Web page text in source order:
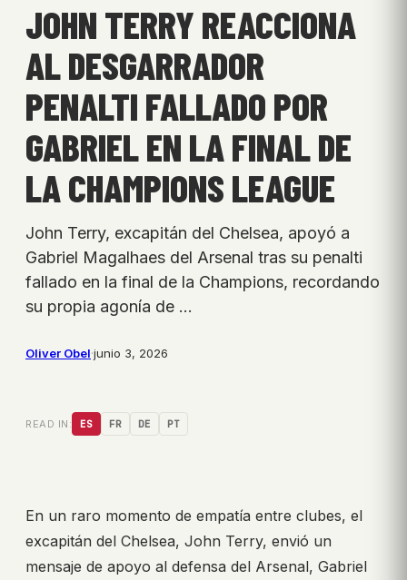
JOHN TERRY REACCIONA
AL DESGARRADOR
PENALTI FALLADO POR
GABRIEL EN LA FINAL DE
LA CHAMPIONS LEAGUE
John Terry, excapitán del Chelsea, apoyó a
Gabriel Magalhaes del Arsenal tras su penalti
fallado en la final de la Champions, recordando
su propia agonía de …
Oliver Obel·junio 3, 2026
READ IN: ES FR DE PT
En un raro momento de empatía entre clubes, el
excapitán del Chelsea, John Terry, envió un
mensaje de apoyo al defensa del Arsenal, Gabriel